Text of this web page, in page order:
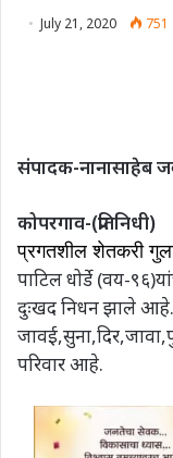
July 21, 2020 751
संपादक-नानासाहेब
कोपरगाव-(प्रतिनिधी)
प्रगतशील शेतकरी
पाटिल धोर्डे (वय-
दुःखद निधन झाले
परिवार आहे.